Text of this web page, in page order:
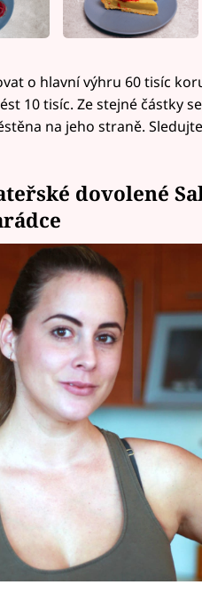
o hlavní výhru 60 tisíc
10 tisíc. Ze stejné částky
na jeho straně.
dovolené